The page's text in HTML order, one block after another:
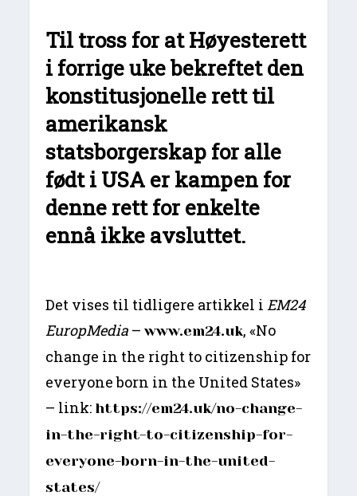
Til tross for at Høyesterett
i forrige uke bekreftet den
konstitusjonelle rett til
amerikansk
statsborgerskap for alle
født i USA er kampen for
denne rett for enkelte
ennå ikke avsluttet.
Det vises til tidligere artikkel i EM24
EuropMedia –www.em24.uk, «No
change in the right to citizenship for
everyone born in the United States»
– link: https://em24.uk/no-change-
in-the-right-to-citizenship-for-
everyone-born-in-the-united-
states/